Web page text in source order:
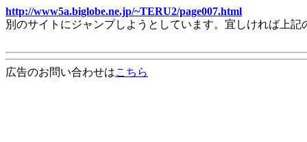
http://www5a.biglobe.ne.jp/~TERU2/page007.html
別のサイトにジャンプしようとしています。宜しければ上
広告のお問い合わせはこちら